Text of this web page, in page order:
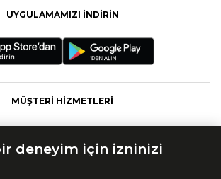
UYGULAMAMIZI İNDİRİN
MÜŞTERİ HİZMETLERİ
deneyim için izninizi